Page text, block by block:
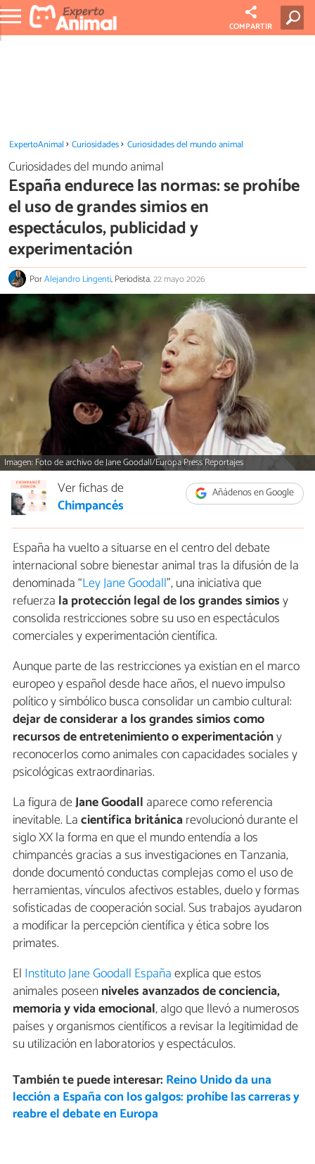
COMPARTIR
ExpertoAnimal Curiosidades Curiosidades del mundo animal
Curiosidades del mundo animal
España endurece las normas: se prohíbe
el uso de grandes simios en
espectáculos, publicidad y
experimentación
PorAlejandro Lingenti, Periodista.22 mayo 2026
Imagen: Foto de archivo de Jane Goodall/Europa Press Reportajes
Añádenos en Google
Ver fichas de
Chimpancés
España ha vuelto a situarse en el centro del debate
internacional sobre bienestar animal tras la difusión de la
denominada “Ley Jane Goodall”, una iniciativa que
refuerza la protección legal de los grandes simiosy
consolida restricciones sobre su uso en espectáculos
comerciales y experimentación científica.
Aunque parte de las restricciones ya existían en el marco
europeo y español desde hace años, el nuevo impulso
político y simbólico busca consolidar un cambio cultural:
dejar de considerar a los grandes simios como
recursos de entretenimiento o experimentacióny
reconocerlos como animales con capacidades sociales y
psicológicas extraordinarias.
La figura deJane Goodall aparece como referencia
inevitable. Lacientífica británicarevolucionó durante el
siglo XX la forma en que el mundo entendía a los
chimpancés gracias a sus investigaciones en Tanzania,
donde documentó conductas complejas como el uso de
herramientas, vínculos afectivos estables, duelo y formas
sofisticadas de cooperación social. Sus trabajos ayudaron
a modificar la percepción científica y ética sobre los
primates.
El Instituto Jane Goodall Españaexplica que estos
animales poseenniveles avanzados de conciencia,
memoria y vida emocional, algo que llevó a numerosos
países y organismos científicos a revisar la legitimidad de
su utilización en laboratorios y espectáculos.
También te puede interesar: Reino Unido da una
lección a España con los galgos: prohíbe las carreras y
reabre el debate en Europa